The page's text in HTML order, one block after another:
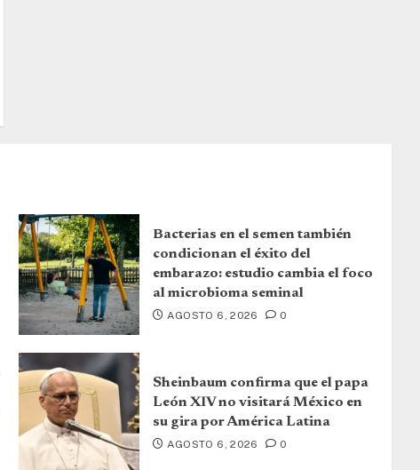
Bacterias en el semen también
condicionan el éxito del
embarazo: estudio cambia el foco
al microbioma seminal
AGOSTO 6, 2026 0
Sheinbaum confirma que el papa
León XIV no visitará México en
su gira por América Latina
AGOSTO 6, 2026 0